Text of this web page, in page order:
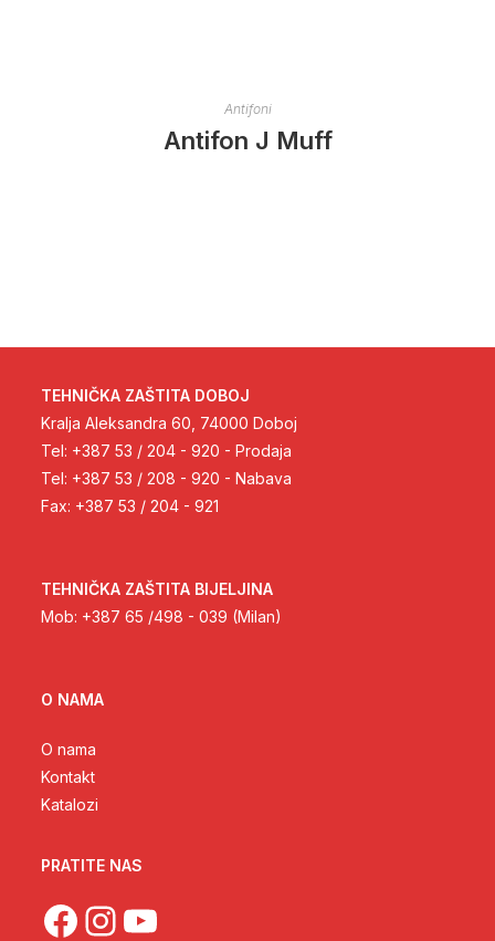
Antifoni
Antifon J Muff
TEHNIČKA ZAŠTITA DOBOJ
Kralja Aleksandra 60, 74000 Doboj
Tel: +387 53 / 204 - 920 - Prodaja
Tel: +387 53 / 208 - 920 - Nabava
Fax: +387 53 / 204 - 921
TEHNIČKA ZAŠTITA BIJELJINA
Mob: +387 65 /498 - 039 (Milan)
O NAMA
O nama
Kontakt
Katalozi
PRATITE NAS